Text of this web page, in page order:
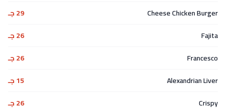
Cheese Chicken Burger
29 جـ
Fajita
26 جـ
Francesco
26 جـ
Alexandrian Liver
15 جـ
Crispy
26 جـ